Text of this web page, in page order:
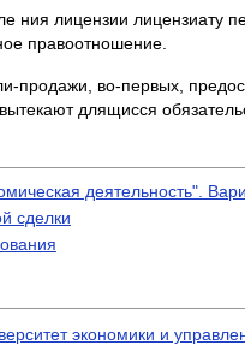
ния лицензии лицензиату
правоотношение.
продажи, во-первых,
длящисся
деятельность".
сделки
экономики и